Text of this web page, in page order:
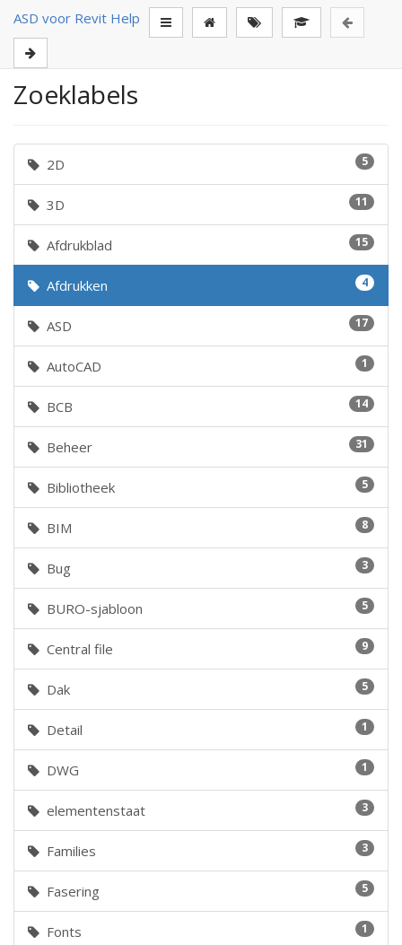
ASD voor Revit Help
Zoeklabels
5
2D
11
3D
15
Afdrukblad
4
Afdrukken
17
ASD
1
AutoCAD
14
BCB
31
Beheer
5
Bibliotheek
8
BIM
3
Bug
5
BURO-sjabloon
9
Central file
5
Dak
1
Detail
1
DWG
3
elementenstaat
3
Families
5
Fasering
1
Fonts